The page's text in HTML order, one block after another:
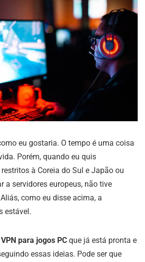
eu gostaria. O tempo é uma coisa
Porém, quando eu quis
à Coreia do Sul e Japão ou
a servidores europeus, não tive
como eu disse acima, a
estável.
VPN para jogos PC que já está pronta e
essas ideias. Pode ser que